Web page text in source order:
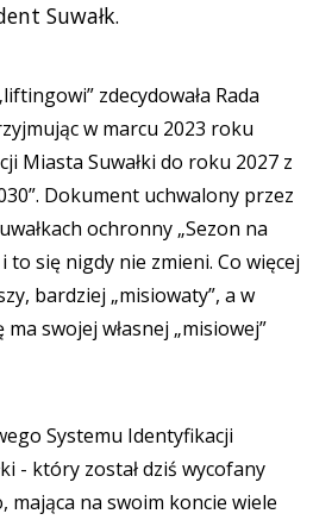
Suwałk.
zdecydowała Rada
w marcu 2023 roku
Miasta Suwałki do roku 2027 z
Dokument uchwalony przez
ochronny „Sezon na
to się nigdy nie zmieni. Co więcej
bardziej „misiowaty”, a w
ma swojej własnej „misiowej”
Systemu Identyfikacji
- który został dziś wycofany
mająca na swoim koncie wiele